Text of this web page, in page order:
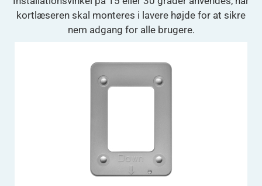
kortlæseren skal monteres i lavere højde for at sikre
nem adgang for alle brugere.